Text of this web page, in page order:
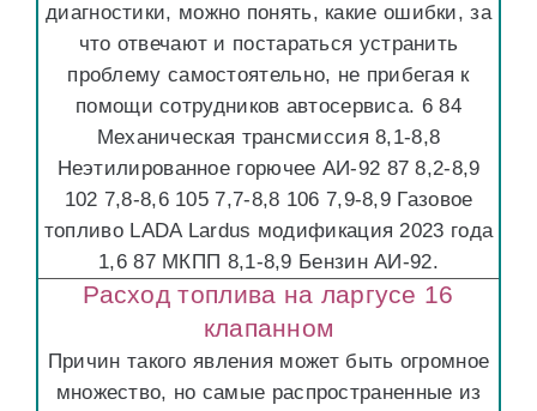
диагностики, можно понять, какие ошибки, за
что отвечают и постараться устранить
проблему самостоятельно, не прибегая к
помощи сотрудников автосервиса. 6 84
Механическая трансмиссия 8,1-8,8
Неэтилированное горючее АИ-92 87 8,2-8,9
102 7,8-8,6 105 7,7-8,8 106 7,9-8,9 Газовое
топливо LADA Lardus модификация 2023 года
1,6 87 МКПП 8,1-8,9 Бензин АИ-92.
Расход топлива на ларгусе 16
клапанном
Причин такого явления может быть огромное
множество, но самые распространенные из